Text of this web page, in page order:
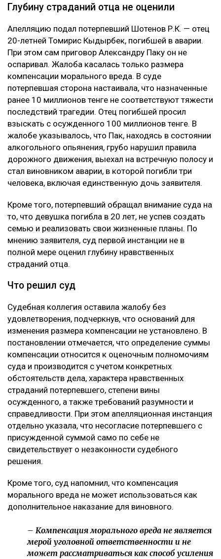
Глубину страданий отца не оценили
Апелляцию подал потерпевший Шотенов Р.К. — отец
20-летней Томирис Кыдырбек, погибшей в аварии.
При этом сам приговор Александру Паку он не
оспаривал. Жалоба касалась только размера
компенсации морального вреда. В суде
потерпевшая сторона настаивала, что назначенные
ранее 10 миллионов тенге не соответствуют тяжести
последствий трагедии. Отец погибшей просил
взыскать с осужденного 100 миллионов тенге. В
жалобе указывалось, что Пак, находясь в состоянии
алкогольного опьянения, грубо нарушил правила
дорожного движения, выехал на встречную полосу и
стал виновником аварии, в которой погибли три
человека, включая единственную дочь заявителя.
Кроме того, потерпевший обращал внимание суда на
то, что девушка погибла в 20 лет, не успев создать
семью и реализовать свои жизненные планы. По
мнению заявителя, суд первой инстанции не в
полной мере оценил глубину нравственных
страданий отца.
Что решил суд
Судебная коллегия оставила жалобу без
удовлетворения, подчеркнув, что оснований для
изменения размера компенсации не установлено. В
постановлении отмечается, что определение суммы
компенсации относится к оценочным полномочиям
суда и производится с учетом конкретных
обстоятельств дела, характера нравственных
страданий потерпевшего, степени вины
осужденного, а также требований разумности и
справедливости. При этом апелляционная инстанция
отдельно указала, что несогласие потерпевшего с
присужденной суммой само по себе не
свидетельствует о незаконности судебного
решения.
Кроме того, суд напомнил, что компенсация
морального вреда не может использоваться как
дополнительное наказание для виновного.
– Компенсация морального вреда не является
мерой уголовной ответственности и не
может рассматриваться как способ усиления